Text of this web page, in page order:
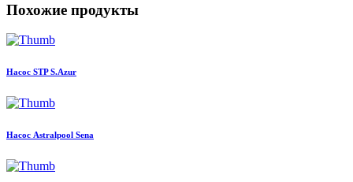
Похожие продукты
Насос STP S.Azur
Насос Astralpool Sena